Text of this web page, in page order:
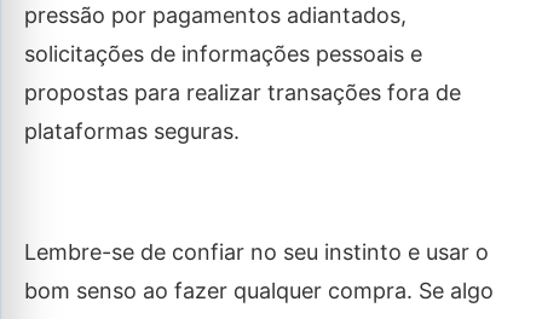
pressão por pagamentos adiantados,
solicitações de informações pessoais e
propostas para realizar transações fora de
plataformas seguras.
Lembre-se de confiar no seu instinto e usar o
bom senso ao fazer qualquer compra. Se algo